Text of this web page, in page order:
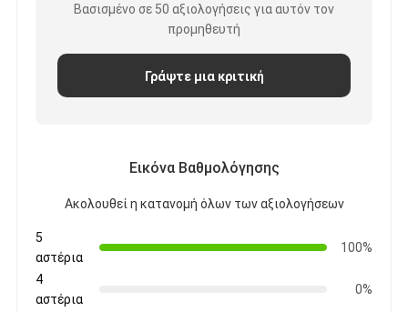
Βασισμένο σε 50 αξιολογήσεις για αυτόν τον
προμηθευτή
Γράψτε μια κριτική
Εικόνα Βαθμολόγησης
Ακολουθεί η κατανομή όλων των αξιολογήσεων
5
αστέρια
100%
4
αστέρια
0%